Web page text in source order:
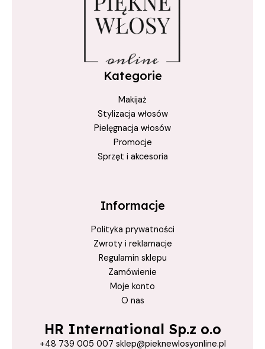
ochrona włosów latem
pieknewlosyonline.pl
Kategorie
Makijaż
Stylizacja włosów
Pielęgnacja włosów
Promocje
Sprzęt i akcesoria
Informacje
Polityka prywatności
Zwroty i reklamacje
Regulamin sklepu
Zamówienie
Moje konto
O nas
HR International Sp.z o.o
+48 739 005 007 sklep@pieknewlosyonline.pl